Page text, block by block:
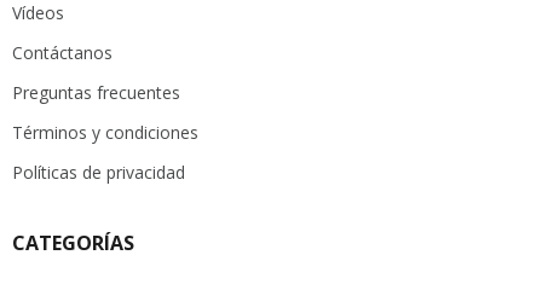
Vídeos
Contáctanos
Preguntas frecuentes
Términos y condiciones
Políticas de privacidad
CATEGORÍAS